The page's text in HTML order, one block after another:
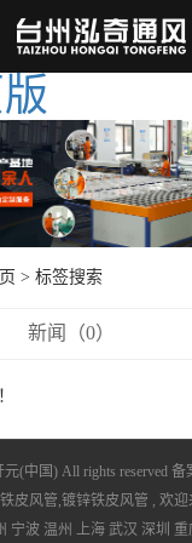
> 标签搜索
新闻（0）
(中国) All rights reserved
皮风管,镀锌铁皮风管 , 欢迎
宁波 温州 上海 武汉 深圳 重